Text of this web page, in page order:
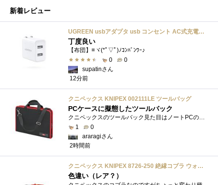
新着レビュー
UGREEN usbアダプタ usb コンセント AC式充電器 3.1A PSE認証済み 折りたたみ式プラグ 2ポート
丁度良い
【布団】≡ヾ(*ﾟ▽ﾟ)ﾉｺﾝﾊﾞﾝﾜｰ♪
0
0
supatinさん
12分前
クニペックス KNIPEX 002111LE ツールバッグ
PCケースに擬態したツールバック
クニペックスのツールバック見た目はノートPCのバックみたい。中には工具を入れるポケットや工具を固定するゴムバンドが付いています。
1
0
araragiさん
2時間前
クニペックス KNIPEX 8726-250 絶縁コブラ ウォーターポンププライヤー 1000V
色違い（レア？）